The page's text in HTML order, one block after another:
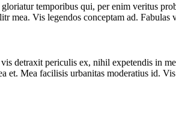
temporibus qui, per enim veritus
mea. Vis legendos conceptam ad. Fabulas
detraxit periculis ex, nihil expetendis in
et. Mea facilisis urbanitas moderatius id.